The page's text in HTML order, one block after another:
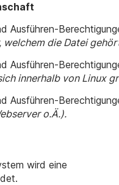
Ausführen-
welchem die Datei
Ausführen-
innerhalb von Linux
Ausführen-
o.Ä.).
wird eine